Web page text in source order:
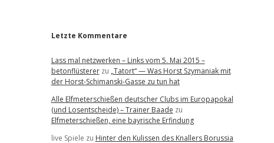
Letzte Kommentare
Lass mal netzwerken – Links vom 5. Mai 2015 –
betonflüstererzu „Tatort“ — Was Horst Szymaniak mit
der Horst-Schimanski-Gasse zu tun hat
Alle Elfmeterschießen deutscher Clubs im Europapokal
(und Losentscheide) – Trainer Baade zu
Elfmeterschießen, eine bayrische Erfindung
live Spiele zu Hinter den Kulissen des Knallers Borussia